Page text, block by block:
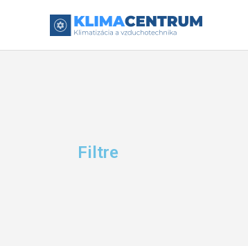
Filtre